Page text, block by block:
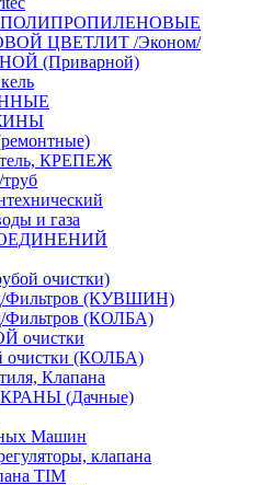
ПОЛИПРОПИЛЕНОВЫЕ
ЦВЕТЛИТ /Эконом/
(Приварной)
КРЕПЕЖ
и газа
очистки)
(КУВШИН)
(КОЛБА)
очистки
очистки (КОЛБА)
Клапана
КРАНЫ (Дачные)
Машин
клапана
TIM